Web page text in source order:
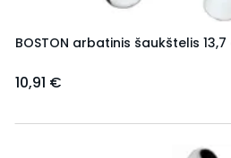
BOSTON arbatinis šaukštelis
10,91 €